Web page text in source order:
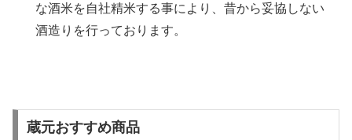
な酒米を自社精米する事により、昔から妥協しない
酒造りを行っております。
蔵元おすすめ商品